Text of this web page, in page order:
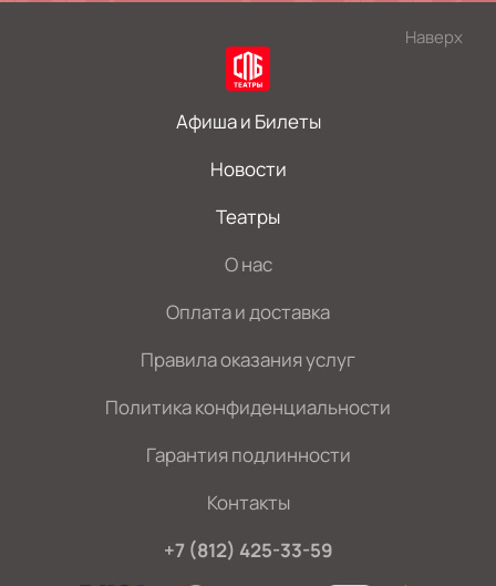
Наверх
Афиша и Билеты
Новости
Театры
О нас
Оплата и доставка
Правила оказания услуг
Политика конфиденциальности
Гарантия подлинности
Контакты
+7 (812) 425-33-59